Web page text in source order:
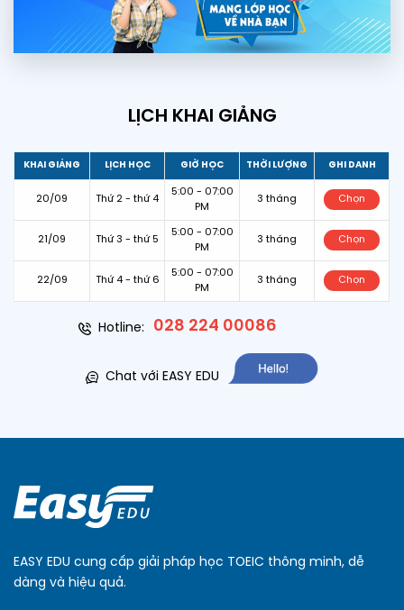
LỊCH KHAI GIẢNG
KHAI GIẢNG LỊCH HỌC GIỜ HỌC THỜI LƯỢNG GHI DANH
20/09 Thứ 2 - thứ 4
5:00 - 07:00
PM
3 tháng Chọn
21/09 Thứ 3 - thứ 5
5:00 - 07:00
PM
3 tháng Chọn
22/09 Thứ 4 - thứ 6
5:00 - 07:00
PM
3 tháng Chọn
Hotline: 028 224 00086
Chat với EASY EDU
EASY EDU cung cấp giải pháp học TOEIC thông minh, dễ
dàng và hiệu quả.